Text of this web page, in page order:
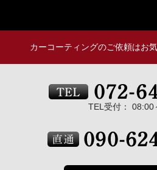
カーコーティングのご依頼はお
TEL受付： 08:00